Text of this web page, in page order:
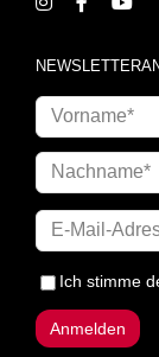
Ich stimme